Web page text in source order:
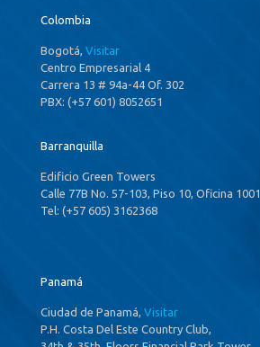
Colombia
Bogotá, Visitar
Centro Empresarial 4
Carrera 13 # 94a-44 Of. 302
PBX: (+57 601) 8052651
Barranquilla
Edificio Green Towers
Calle 77B No. 57-103, Piso 10, Oficina 1001
Tel: (+57 605) 3162368
Panamá
Ciudad de Panamá, Visitar
P.H. Costa Del Este Country Club,